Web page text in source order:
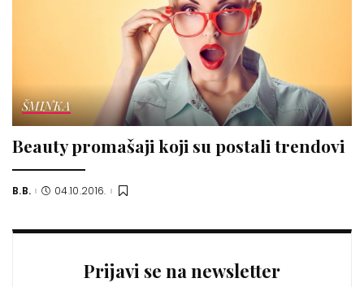
ŠMINKA
Beauty promašaji koji su postali trendovi
Posted
B.B. 04.10.2016.
Prijavi se na newsletter